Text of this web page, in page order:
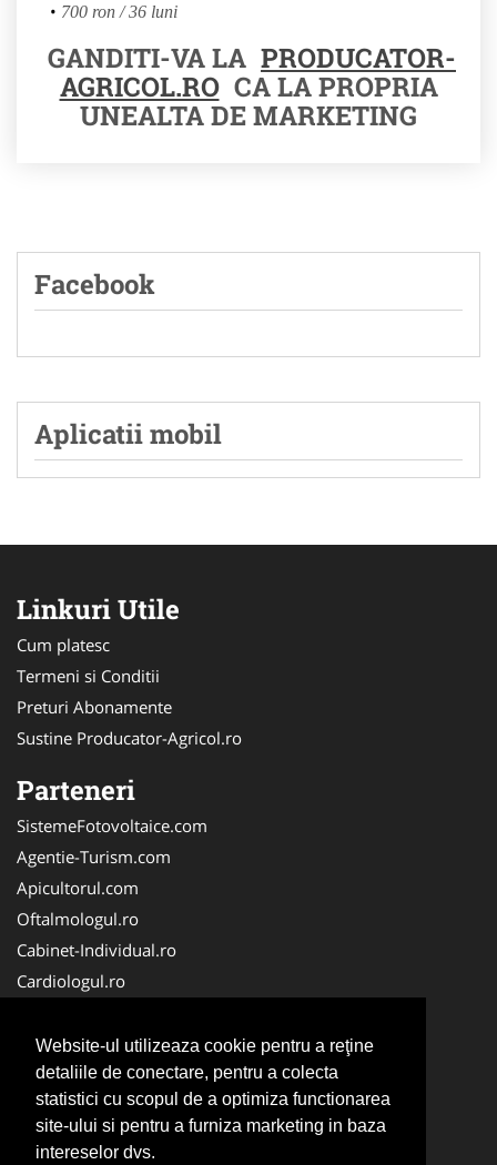
Website-ul utilizeaza cookie pentru a reţine
detaliile de conectare, pentru a colecta
statistici cu scopul de a optimiza functionarea
site-ului si pentru a furniza marketing in baza
intereselor dvs.
700 ron / 36 luni
GANDITI-VA LA PRODUCATOR-
AGRICOL.RO CA LA PROPRIA
UNEALTA DE MARKETING
Facebook
Aplicatii mobil
Linkuri Utile
Cum platesc
Termeni si Conditii
Preturi Abonamente
Sustine Producator-Agricol.ro
Parteneri
SistemeFotovoltaice.com
Agentie-Turism.com
Apicultorul.com
Oftalmologul.ro
Cabinet-Individual.ro
Cardiologul.ro
CramaVinuri.ro
Centru-Copiere.ro
CentruInchirieri.ro
Medic-Bun.com